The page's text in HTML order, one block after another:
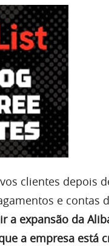
clientes depois
e contas
a expansão da
a empresa está